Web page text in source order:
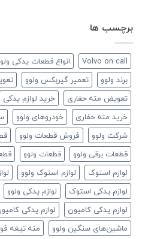
برچسب ها
Volvo on call انواع قطعات یدکی
برند ولوو
تعمیر گیربکس ولوو
تعویض مته حفاری
خرید لوازم یدکی
خرید مته حفاری
خودروهای ولوو
شرکت ولوو
فروش قطعات ولوو
قطعات برقی ولوو
قطعات ولوو
لوازم استوک
لوازم استوک ولوو
لوازم یدکی استوک
لوازم یدکی ولوو
لوازم یدکی کامیون
لوازم یدکی
ماشین‌های سنگین ولوو
مته تیغه